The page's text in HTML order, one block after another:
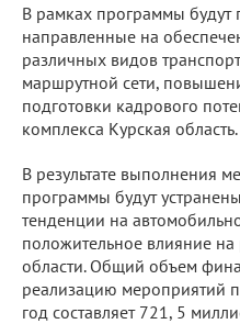
В рамках программы
направленные на
различных видов
маршрутной сети,
подготовки кадрового
комплекса Курская область.
В результате выполнения
программы будут
тенденции на
положительное влияние
области. Общий объем
реализацию мероприятий
год составляет 721, 5